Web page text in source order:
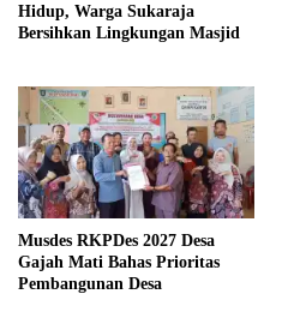
Hidup, Warga Sukaraja
Bersihkan Lingkungan Masjid
Musdes RKPDes 2027 Desa
Gajah Mati Bahas Prioritas
Pembangunan Desa